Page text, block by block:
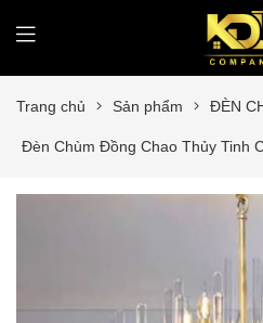
Trang chủ Sản phẩm ĐÈN
Đèn Chùm Đồng Chao Thủy Tinh